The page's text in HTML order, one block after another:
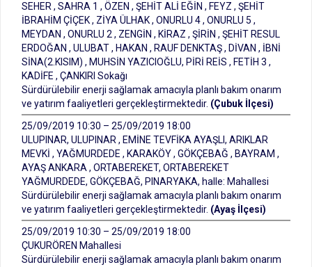
SEHER , SAHRA 1 , ÖZEN , ŞEHİT ALİ EĞİN , FEYZ , ŞEHİT
İBRAHİM ÇİÇEK , ZİYA ÜLHAK , ONURLU 4 , ONURLU 5 ,
MEYDAN , ONURLU 2 , ZENGİN , KİRAZ , ŞİRİN , ŞEHİT RESUL
ERDOĞAN , ULUBAT , HAKAN , RAUF DENKTAŞ , DİVAN , İBNİ
SİNA(2.KISIM) , MUHSİN YAZICIOĞLU, PİRİ REİS , FETİH 3 ,
KADİFE , ÇANKIRI Sokağı
Sürdürülebilir enerji sağlamak amacıyla planlı bakım onarım
ve yatırım faaliyetleri gerçekleştirmektedir. (Çubuk İlçesi)
25/09/2019 10:30 – 25/09/2019 18:00
ULUPINAR, ULUPINAR , EMİNE TEVFİKA AYAŞLI, ARIKLAR
MEVKİ , YAĞMURDEDE , KARAKÖY , GÖKÇEBAĞ , BAYRAM ,
AYAŞ ANKARA , ORTABEREKET, ORTABEREKET
YAĞMURDEDE, GÖKÇEBAĞ, PINARYAKA, halle: Mahallesi
Sürdürülebilir enerji sağlamak amacıyla planlı bakım onarım
ve yatırım faaliyetleri gerçekleştirmektedir. (Ayaş İlçesi)
25/09/2019 10:30 – 25/09/2019 18:00
ÇUKURÖREN Mahallesi
Sürdürülebilir enerji sağlamak amacıyla planlı bakım onarım